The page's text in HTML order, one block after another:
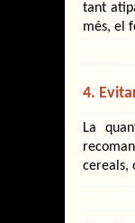
tant
més, el
4.
La
cereals,